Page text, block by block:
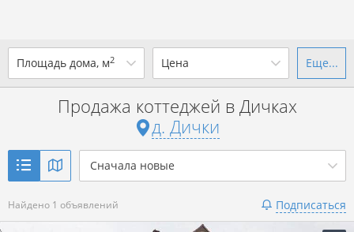
Площадь дома, м2
до
Показать 1 объявление
Цена
от до
р. за всё
Показать 1 объявление
Еще...
Продажа коттеджей в Дичках
д. Дички
Сначала новые
Найдено 1 объявлений Подписаться
Ваш город -д. Дички?
Выбрать город